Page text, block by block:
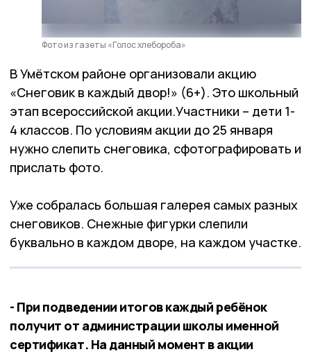
Фото из газеты «Голос хлебороба»
В Умётском районе организовали акцию
«Снеговик в каждый двор!» (6+). Это школьный
этап всероссийской акции.Участники – дети 1-
4 классов. По условиям акции до 25 января
нужно слепить снеговика, сфотографировать и
прислать фото.
Уже собралась большая галерея самых разных
снеговиков. Снежные фигурки слепили
буквально в каждом дворе, на каждом участке.
- При подведении итогов каждый ребёнок
получит от администрации школы именной
сертификат. На данный момент в акции